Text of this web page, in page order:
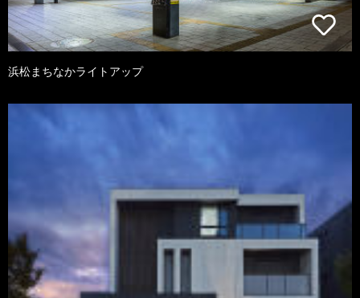
浜松まちなかライトアップ